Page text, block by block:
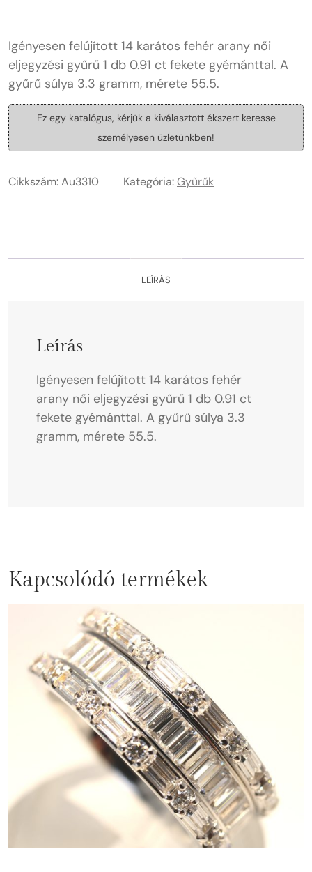
Igényesen felújított 14 karátos fehér arany női
eljegyzési gyűrű 1 db 0.91 ct fekete gyémánttal. A
gyűrű súlya 3.3 gramm, mérete 55.5.
Ez egy katalógus, kérjük a kiválasztott ékszert keresse
személyesen üzletünkben!
Cikkszám:Au3310 Kategória:Gyűrűk
LEÍRÁS
Leírás
Igényesen felújított 14 karátos fehér
arany női eljegyzési gyűrű 1 db 0.91 ct
fekete gyémánttal. A gyűrű súlya 3.3
gramm, mérete 55.5.
Kapcsolódó termékek